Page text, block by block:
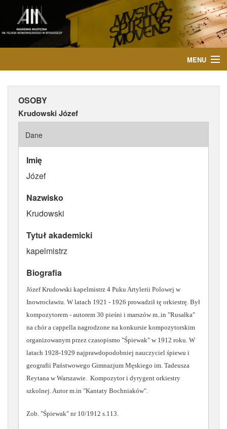
MENU
AKTUALNOŚCI
WYDARZENIA
PUBLIKACJE
ATRYBUTY
OSOBY
Krudowski Józef
Dane
Imię
Józef
Nazwisko
Krudowski
Tytuł akademicki
kapelmistrz
Biografia
Józef Krudowski kapelmistrz 4 Puku Artylerii Polowej w
Inowrocławiu. W latach 1921 - 1926 prowadził tę orkiestrę. Był
kompozytorem - autorem 30 pieśni i marszów m..in "Rusałka"
na chór a cappella nagrodzone na konkursie kompozytorskim
organizowanym przez czasopismo "Śpiewak" w 1912 roku. W
latach 1928-1929 najprawdopodobniej nauczyciel śpiewu i
geografii Państwowego Gimnazjum Męskiego im. Tadeusza
Reytana w Warszawie. Kompozytor i dyrygent orkiestry
szkolnej. Autor m.in "Kantaty Bochniaków".
Zob. "Śpiewak" nr 10/1912 s.113.